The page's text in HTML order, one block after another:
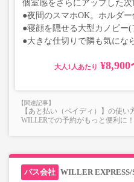
個室感をさらにアップした次
●夜間のスマホOK。ホルダー
●寝顔を隠せる大型カノピー(
●大きな仕切りで隣も気にな
大人 ¥8,900
【あと払い（ペイディ）】の使い
WILLERでの予約がもっと便利に！
WILLER EXPRESS/